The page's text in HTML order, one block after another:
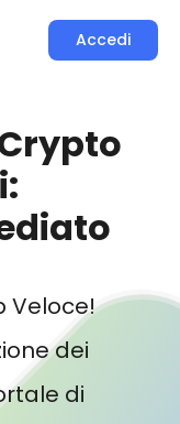
Accedi
Veloce!
dei
di